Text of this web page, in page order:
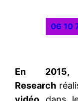
06 10
En
Research